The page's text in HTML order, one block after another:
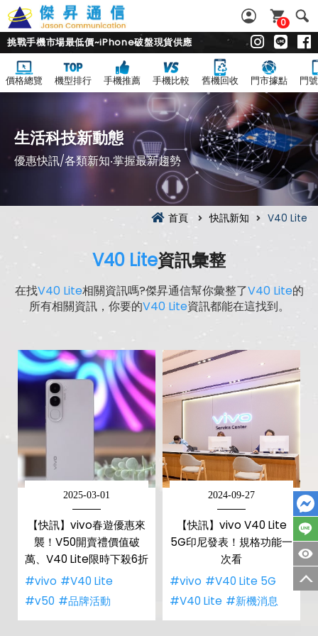
0
挑戰手機市場最低價~iPhone破盤現貨供應
價格總覽 機型排行 手機推薦 手機比較 舊機回收 門市據點 門
生活科技新動態
優惠快訊/各類新知‧掌握最新趨勢
首頁 快訊新知 V40 Lite
V40 Lite資訊彙整
在找V40 Lite相關資訊嗎?傑昇通信幫你彙整了V40 Lite的
所有相關資訊，你要的V40 Lite資訊都能在這找到。
2025-03-01
【快訊】vivo春遊優惠來
襲！V50開賣禮價值破
萬、V40 Lite限時下殺6折
#vivo #V40 Lite
#v50 #品牌活動
2024-09-27
【快訊】vivo V40 Lite
5G印尼發表！規格功能一
次看
#vivo #V40 Lite 5G
#V40 Lite #新機消息